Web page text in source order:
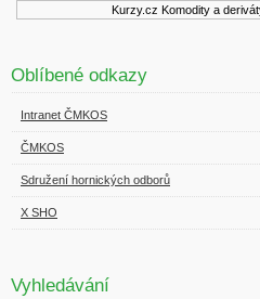
Kurzy.cz Komodity a deriváty
Oblíbené odkazy
Intranet ČMKOS
ČMKOS
Sdružení hornických odborů
X SHO
Vyhledávání